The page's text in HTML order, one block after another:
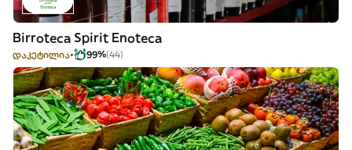
Birroteca Spirit Enoteca
დაკეტილია 99%(44)